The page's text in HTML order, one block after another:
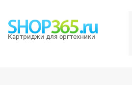
Картриджи для оргтехники